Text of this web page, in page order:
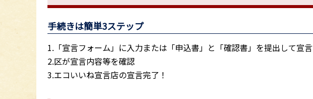
手続きは簡単3ステップ
1.「宣言フォーム」に入力または「申込書」と「確認書」を提出して宣言
2.区が宣言内容等を確認
3.エコいいね宣言店の宣言完了！